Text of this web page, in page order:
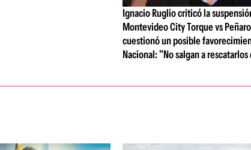
Ignacio Ruglio criticó la
Montevideo City Torque vs
cuestionó un posible
Nacional: "No salgan a